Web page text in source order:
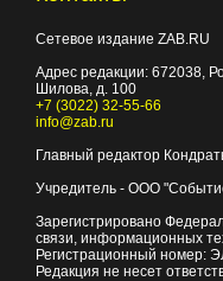
Сетевое издание ZAB.RU
Адрес редакции: 672038,
Шилова, д. 100
+7 (3022) 32-55-66
info@zab.ru
Главный редактор
Учредитель - ООО
Зарегистрировано
связи, информационных
Регистрационный номер:
Редакция не несет